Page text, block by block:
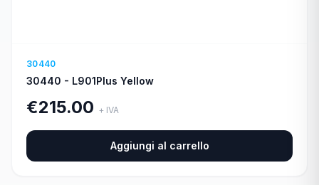
30440
30440 - L901Plus Yellow
€215.00 + IVA
Aggiungi al carrello